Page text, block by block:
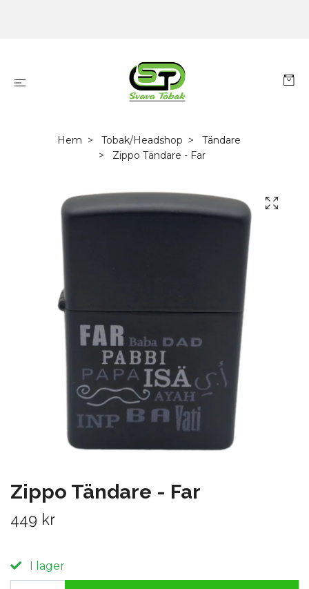
Hem Tobak/Headshop
Tändare
Zippo Tändare - Far
Zippo Tändare - Far
449 kr
I lager